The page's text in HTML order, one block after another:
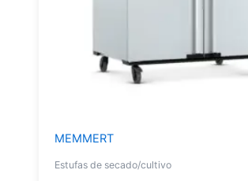
MEMMERT
Estufas de secado/cultivo